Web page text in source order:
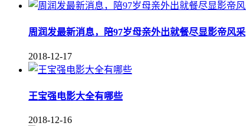
周润发最新消息，陪97岁母亲外出就餐尽显影帝风采
2018-12-17
王宝强电影大全有哪些
2018-12-16